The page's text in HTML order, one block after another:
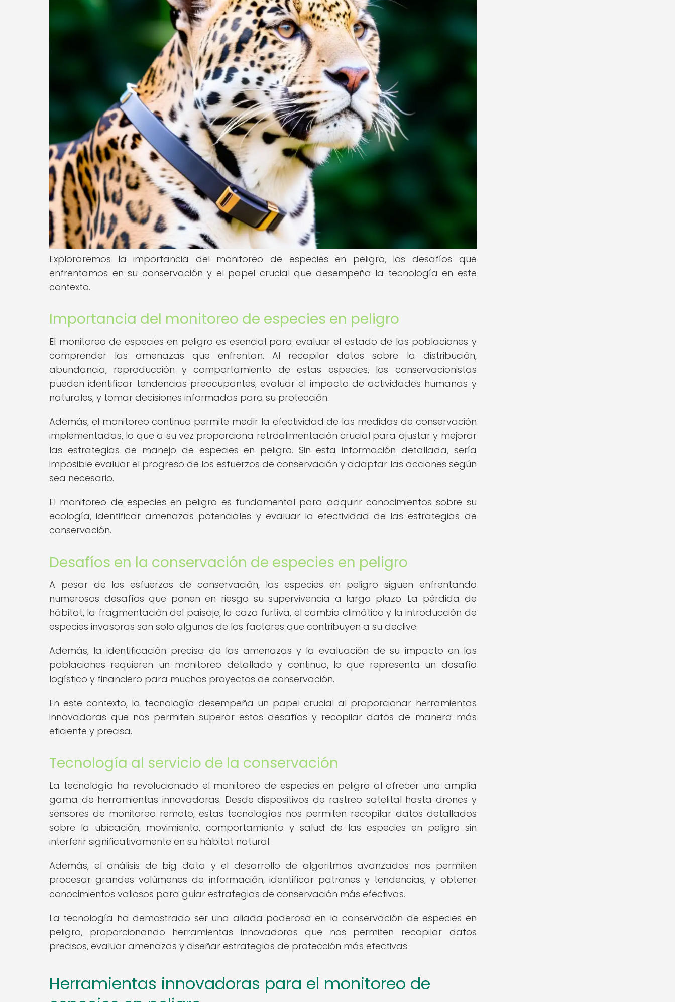
Exploraremos la importancia del monitoreo de especies en peligro, los desafíos que
enfrentamos en su conservación y el papel crucial que desempeña la tecnología en este
contexto.
Importancia del monitoreo de especies en peligro
El monitoreo de especies en peligro es esencial para evaluar el estado de las poblaciones y
comprender las amenazas que enfrentan. Al recopilar datos sobre la distribución,
abundancia, reproducción y comportamiento de estas especies, los conservacionistas
pueden identificar tendencias preocupantes, evaluar el impacto de actividades humanas y
naturales, y tomar decisiones informadas para su protección.
Además, el monitoreo continuo permite medir la efectividad de las medidas de conservación
implementadas, lo que a su vez proporciona retroalimentación crucial para ajustar y mejorar
las estrategias de manejo de especies en peligro. Sin esta información detallada, sería
imposible evaluar el progreso de los esfuerzos de conservación y adaptar las acciones según
sea necesario.
El monitoreo de especies en peligro es fundamental para adquirir conocimientos sobre su
ecología, identificar amenazas potenciales y evaluar la efectividad de las estrategias de
conservación.
Desafíos en la conservación de especies en peligro
A pesar de los esfuerzos de conservación, las especies en peligro siguen enfrentando
numerosos desafíos que ponen en riesgo su supervivencia a largo plazo. La pérdida de
hábitat, la fragmentación del paisaje, la caza furtiva, el cambio climático y la introducción de
especies invasoras son solo algunos de los factores que contribuyen a su declive.
Además, la identificación precisa de las amenazas y la evaluación de su impacto en las
poblaciones requieren un monitoreo detallado y continuo, lo que representa un desafío
logístico y financiero para muchos proyectos de conservación.
En este contexto, la tecnología desempeña un papel crucial al proporcionar herramientas
innovadoras que nos permiten superar estos desafíos y recopilar datos de manera más
eficiente y precisa.
Tecnología al servicio de la conservación
La tecnología ha revolucionado el monitoreo de especies en peligro al ofrecer una amplia
gama de herramientas innovadoras. Desde dispositivos de rastreo satelital hasta drones y
sensores de monitoreo remoto, estas tecnologías nos permiten recopilar datos detallados
sobre la ubicación, movimiento, comportamiento y salud de las especies en peligro sin
interferir significativamente en su hábitat natural.
Además, el análisis de big data y el desarrollo de algoritmos avanzados nos permiten
procesar grandes volúmenes de información, identificar patrones y tendencias, y obtener
conocimientos valiosos para guiar estrategias de conservación más efectivas.
La tecnología ha demostrado ser una aliada poderosa en la conservación de especies en
peligro, proporcionando herramientas innovadoras que nos permiten recopilar datos
precisos, evaluar amenazas y diseñar estrategias de protección más efectivas.
Herramientas innovadoras para el monitoreo de